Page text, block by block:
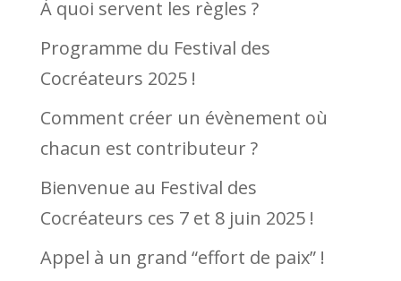
À quoi servent les règles ?
Programme du Festival des
Cocréateurs 2025 !
Comment créer un évènement où
chacun est contributeur ?
Bienvenue au Festival des
Cocréateurs ces 7 et 8 juin 2025 !
Appel à un grand “effort de paix” !